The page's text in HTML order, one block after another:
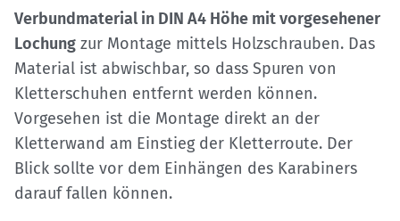
Verbundmaterial in DIN A4 Höhe mit vorgesehener
Lochung zur Montage mittels Holzschrauben. Das
Material ist abwischbar, so dass Spuren von
Kletterschuhen entfernt werden können.
Vorgesehen ist die Montage direkt an der
Kletterwand am Einstieg der Kletterroute. Der
Blick sollte vor dem Einhängen des Karabiners
darauf fallen können.